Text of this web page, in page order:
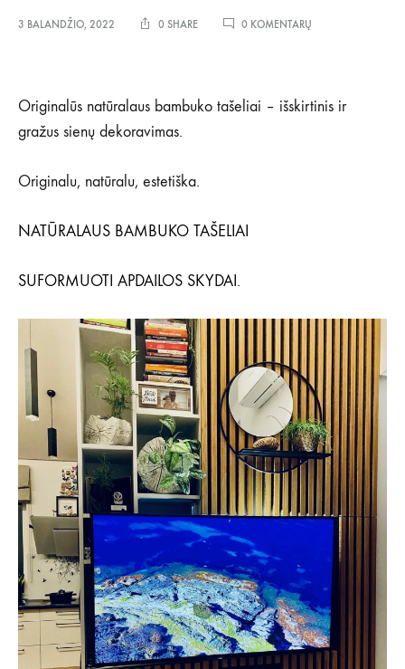
3 BALANDŽIO, 2022 0 SHARE 0 KOMENTARŲ
TAŠELIAIS
Originalūs natūralaus bambuko tašeliai – išskirtinis ir
gražus sienų dekoravimas.
Originalu, natūralu, estetiška.
NATŪRALAUS BAMBUKO TAŠELIAI
SUFORMUOTI APDAILOS SKYDAI.